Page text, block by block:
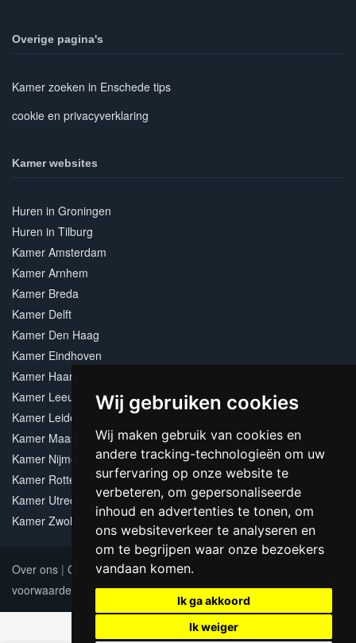
Wij gebruiken cookies
Wij maken gebruik van cookies en
andere tracking-technologieën om uw
surfervaring op onze website te
verbeteren, om gepersonaliseerde
inhoud en advertenties te tonen, om
ons websiteverkeer te analyseren en
om te begrijpen waar onze bezoekers
vandaan komen.
Ik ga akkoord
Ik weiger
Overige pagina's
Kamer zoeken in Enschede tips
cookie en privacyverklaring
Kamer websites
Huren in Groningen
Huren in Tilburg
Kamer Amsterdam
Kamer Arnhem
Kamer Breda
Kamer Delft
Kamer Den Haag
Kamer Eindhoven
Kamer Haarlem
Kamer Leeuwarden
Kamer Leiden
Kamer Maastricht
Kamer Nijmegen
Kamer Rotterdam
Kamer Utrecht
Kamer Zwolle
Over ons | Contact|Adverteren|Sitemap
voorwaarden
Update cookies preferences